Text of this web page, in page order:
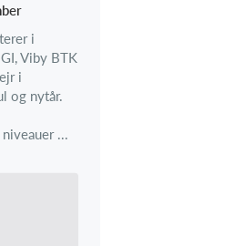
i
Viby BTK
i
og nytår.
...